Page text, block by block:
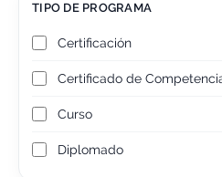
TIPO DE PROGRAMA
Certificación
Certificado de
Curso
Diplomado